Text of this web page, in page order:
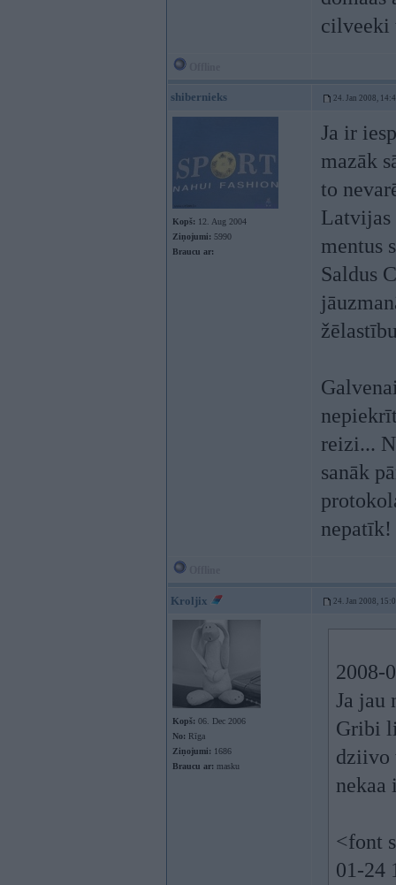
cilveeki
shibernieks 24. Jan 2008,
Kopš: 12. Aug 2004
Ziņojumi: 5990
Braucu ar:
Ja ir
mazāk
to
Latvijas
mentus
Saldus
reizi...
sanāk
nepatīk!
Kroljix 24. Jan 2008,
Kopš: 06. Dec 2006
No: Rīga
Ziņojumi: 1686
Braucu ar: masku
2008-
Ja jau
Gribi
dziivo
nekaa
<font
01-24